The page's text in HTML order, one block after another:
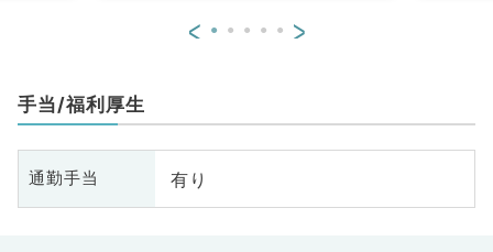
< >
手当/福利厚生
通勤手当 有り